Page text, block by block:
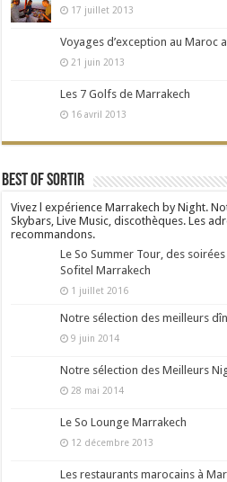
17 juillet 2013
Voyages d’exception au Maroc
21 juin 2013
Les 7 Golfs de Marrakech
16 avril 2013
Best Of Sortir
Vivez l expérience Marrakech by Night.
Skybars, Live Music, discothèques. Les
recommandons.
Le So Summer Tour, des
Sofitel Marrakech
1 juillet 2016
Notre sélection des meilleurs
9 juin 2014
Notre sélection des Meilleurs
28 mai 2014
Le So Lounge Marrakech
12 décembre 2013
Les restaurants marocains à